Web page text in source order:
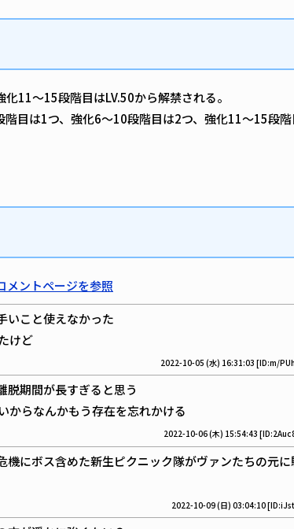
11～15段階目はLV.50から解禁される。
目は1つ、強化6～10段階目は2つ、強化11～15段
メントページを参照
いこと使えなかった
けど
2022-10-05 (水) 16:31:03 [ID:m/
脱期間が長すぎると思う
からなんかもう存在を忘れかける
2022-10-06 (木) 15:54:43
機にボス含めた新生ピクニック隊がヴァンたちの元
2022-10-09 (日) 03:04:10